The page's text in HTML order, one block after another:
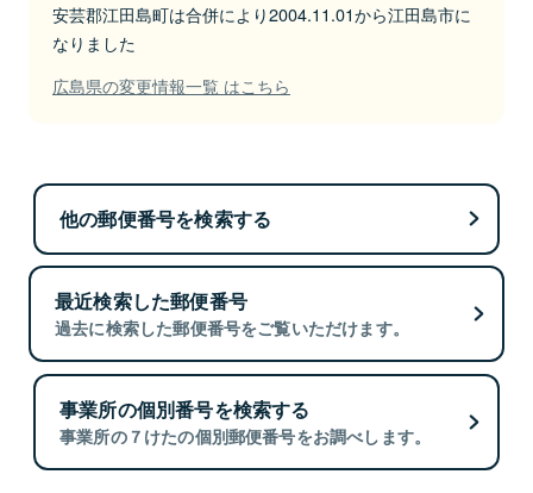
安芸郡江田島町は合併により2004.11.01から江田島市に
なりました
広島県の変更情報一覧 はこちら
他の郵便番号を検索する
最近検索した郵便番号
過去に検索した郵便番号をご覧いただけます。
事業所の個別番号を検索する
事業所の７けたの個別郵便番号をお調べします。